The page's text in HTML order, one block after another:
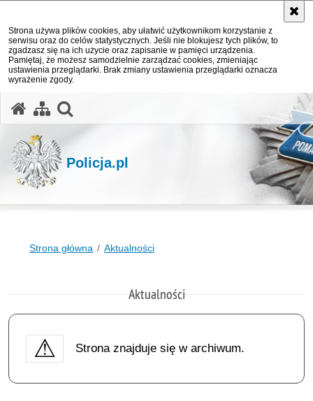
Strona używa plików cookies, aby ułatwić użytkownikom korzystanie z
serwisu oraz do celów statystycznych. Jeśli nie blokujesz tych plików, to
zgadzasz się na ich użycie oraz zapisanie w pamięci urządzenia.
Pamiętaj, że możesz samodzielnie zarządzać cookies, zmieniając
ustawienia przeglądarki. Brak zmiany ustawienia przeglądarki oznacza
wyrażenie zgody.
Policja.pl
Strona główna Aktualności
Aktualności
Strona znajduje się w archiwum.